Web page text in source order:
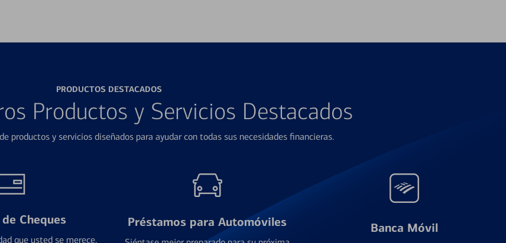
PRODUCTOS DESTACADOS
Productos y Servicios Destacados
productos y servicios diseñados para ayudar con todas sus necesidades financieras.
Cheques
que usted se merece,
Préstamos para Automóviles Banca Móvil